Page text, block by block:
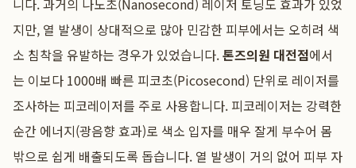
니다. 과거의 나노초(Nanosecond) 레이저 토닝도 효과가 있었
지만, 열 발생이 상대적으로 많아 민감한 피부에서는 오히려 색
소 침착을 유발하는 경우가 있었습니다.톤즈의원 대전점에서
는 이보다 1000배 빠른 피코초(Picosecond) 단위로 레이저를
조사하는 피코레이저를 주로 사용합니다. 피코레이저는 강력한
순간 에너지(광음향 효과)로 색소 입자를 매우 잘게 부수어 몸
밖으로 쉽게 배출되도록 돕습니다. 열 발생이 거의 없어 피부 자